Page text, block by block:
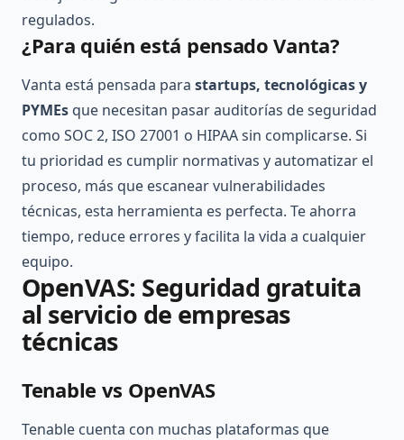
regulados.
¿Para quién está pensado Vanta?
Vanta está pensada para startups, tecnológicas y
PYMEs que necesitan pasar auditorías de seguridad
como SOC 2, ISO 27001 o HIPAA sin complicarse. Si
tu prioridad es cumplir normativas y automatizar el
proceso, más que escanear vulnerabilidades
técnicas, esta herramienta es perfecta. Te ahorra
tiempo, reduce errores y facilita la vida a cualquier
equipo.
OpenVAS: Seguridad gratuita
al servicio de empresas
técnicas
Tenable vs OpenVAS
Tenable cuenta con muchas plataformas que